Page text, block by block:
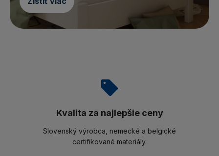
Kvalita za najlepšie ceny
Slovenský výrobca, nemecké a belgické
certifikované materiály.